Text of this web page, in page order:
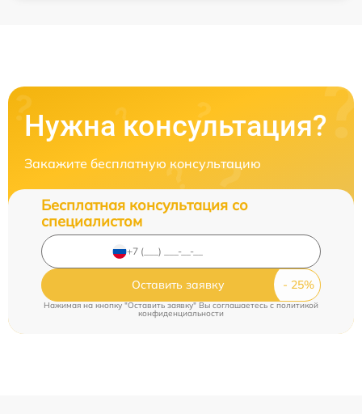
Нужна консультация?
Закажите бесплатную консультацию
Бесплатная консультация со
специалистом
Оставить заявку
Нажимая на кнопку "Оставить заявку" Вы соглашаетесь cполитикой
конфиденциальности